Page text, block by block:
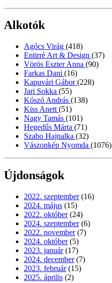
Alkotók
Agócs Virág (418)
Entirrè Art & Design (37)
Vörös Eszter Anna (90)
Farkas Dani (16)
Kapuvári Gábor(228)
Jari Sokka (55)
Kószó András (138)
Kiss Anett (51)
Nagy Tamás (101)
Hegedűs Márta (71)
Szabo Hajnalka (32)
Vászonkép Nyomda (1076)
Újdonságok
2022. szeptember (16)
2024. május (15)
2022. október (24)
2024. szeptember (6)
2022. november (7)
2024. október (5)
2023. január (17)
2024. december (7)
2023. február (15)
2025. április (2)